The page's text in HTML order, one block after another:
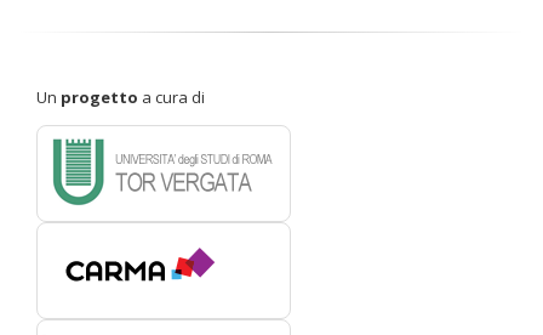
Un progetto a cura di